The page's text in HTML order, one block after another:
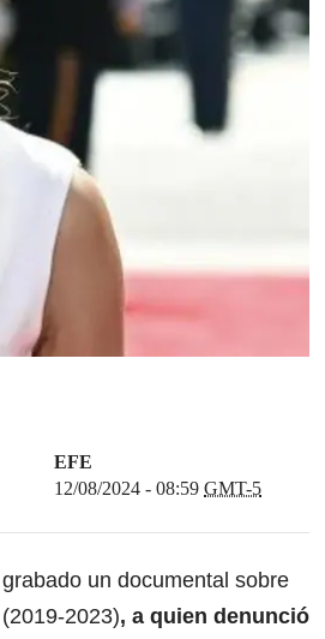
EFE
12/08/2024 - 08:59 GMT-5
grabado un documental sobre
2023), a quien denunció